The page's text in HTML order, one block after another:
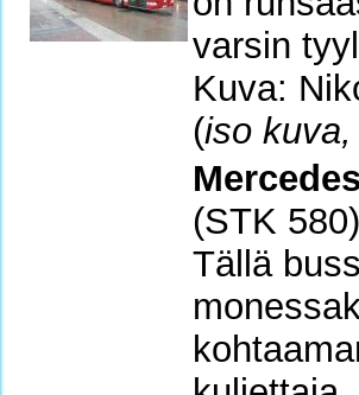
varsin
Kuva:
(iso
(STK 580)
Tällä